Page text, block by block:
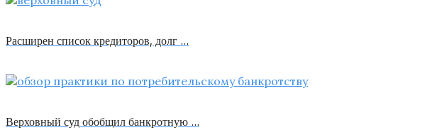
Расширен список кредиторов, долг …
Верховный суд обобщил банкротную …